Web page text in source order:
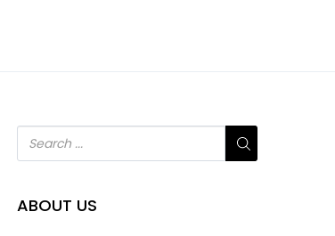
ABOUT US